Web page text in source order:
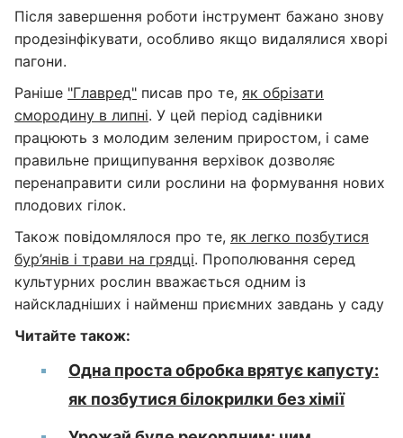
Після завершення роботи інструмент бажано знову
продезінфікувати, особливо якщо видалялися хворі
пагони.
Раніше "Главред" писав про те, як обрізати
смородину в липні. У цей період садівники
працюють з молодим зеленим приростом, і саме
правильне прищипування верхівок дозволяє
перенаправити сили рослини на формування нових
плодових гілок.
Також повідомлялося про те, як легко позбутися
бур’янів і трави на грядці. Прополювання серед
культурних рослин вважається одним із
найскладніших і найменш приємних завдань у саду
Читайте також:
Одна проста обробка врятує капусту:
як позбутися білокрилки без хімії